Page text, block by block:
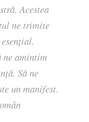
Acestea
ne trimite
ne amintim
Să ne
un manifest.